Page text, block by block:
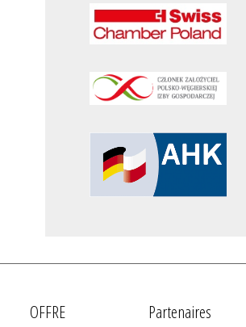
OFFRE Partenaires